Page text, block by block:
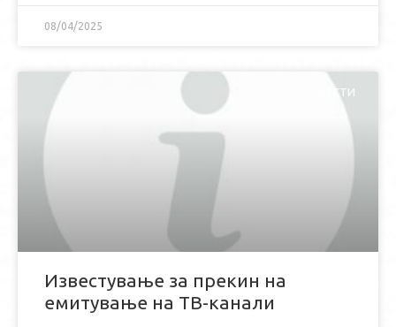
08/04/2025
ВЕСТИ
Известување за прекин на
емитување на ТВ-канали